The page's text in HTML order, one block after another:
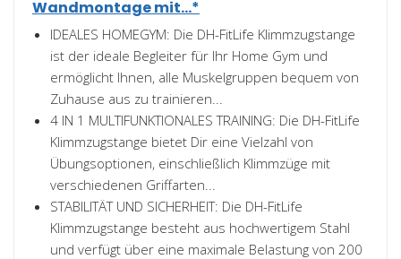
Wandmontage mit...*
IDEALES HOMEGYM: Die DH-FitLife Klimmzugstange
ist der ideale Begleiter für Ihr Home Gym und
ermöglicht Ihnen, alle Muskelgruppen bequem von
Zuhause aus zu trainieren...
4 IN 1 MULTIFUNKTIONALES TRAINING: Die DH-FitLife
Klimmzugstange bietet Dir eine Vielzahl von
Übungsoptionen, einschließlich Klimmzüge mit
verschiedenen Griffarten...
STABILITÄT UND SICHERHEIT: Die DH-FitLife
Klimmzugstange besteht aus hochwertigem Stahl
und verfügt über eine maximale Belastung von 200